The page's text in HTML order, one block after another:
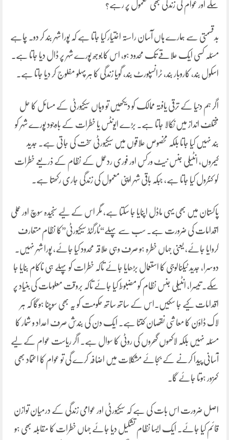
سکے اور عوام کی زندگی بھی معمول پر رہے؟
بدقسمتی سے ہمارے ہاں آسان راستہ اختیار کیا جاتا ہے کہ پورا شہر بند کر دو۔ چاہے
مسئلہ کسی ایک علاقے تک محدود ہو، اس کا بوجھ پورے شہر پر ڈال دیا جاتا ہے۔
اسکول بند، کاروبار بند، ٹرانسپورٹ بند، گویا زندگی کا ہر پہلو مفلوج کر دیا جاتا ہے۔
اگر ہم دنیا کے ترقی یافتہ ممالک کو دیکھیں تو وہاں سیکیورٹی کے مسائل کا حل
مختلف انداز میں نکالا جاتا ہے۔ بڑے ایونٹس یا خطرات کے باوجود پورے شہر کو
بند نہیں کیا جاتا بلکہ مخصوص علاقوں میں سیکیورٹی سخت کی جاتی ہے۔ جدید
کیمروں، انٹیلی جنس نیٹ ورکس اور فوری ردعمل کے نظام کے ذریعے خطرات
کو کنٹرول کیا جاتا ہے، جبکہ باقی شہر اپنی معمول کی زندگی جاری رکھتا ہے۔
پاکستان میں بھی یہی ماڈل اپنایا جا سکتا ہے، مگر اس کے لیے سنجیدہ سوچ اور عملی
اقدامات کی ضرورت ہے۔ سب سے پہلے“ٹارگٹڈ سیکیورٹی”کا نظام متعارف
کروایا جائے، یعنی جہاں خطرہ ہو صرف وہی علاقہ محدود کیا جائے، پورا شہر نہیں۔
دوسرا، جدید ٹیکنالوجی کا استعمال بڑھایا جائے تاکہ خطرات کو پہلے ہی ناکام بنایا جا
سکے۔ تیسرا، انٹیلی جنس نظام کو مضبوط کیا جائے تاکہ بروقت معلومات کی بنیاد پر
اقدامات کیے جا سکیں۔اس کے ساتھ ساتھ حکومت کو یہ بھی سوچنا ہوگا کہ ہر
لاک ڈاؤن کا معاشی نقصان کتنا ہے۔ ایک دن کی بندش صرف اعداد و شمار کا
مسئلہ نہیں بلکہ لاکھوں گھروں کی روٹی کا سوال ہے۔ اگر ریاست عوام کے لیے
آسانی پیدا کرنے کے بجائے مشکلات میں اضافہ کرے گی تو عوام کا اعتماد بھی
کمزور ہوتا جائے گا۔
اصل ضرورت اس بات کی ہے کہ سیکیورٹی اور عوامی زندگی کے درمیان توازن
قائم کیا جائے۔ ایک ایسا نظام تشکیل دیا جائے جہاں خطرات کا مقابلہ بھی ہو